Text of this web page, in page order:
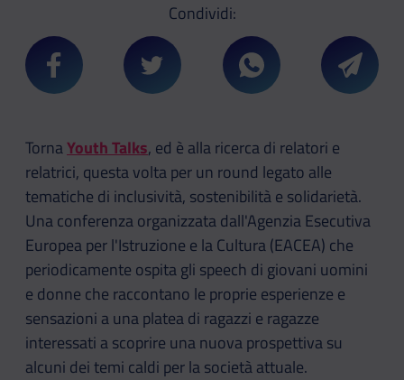
Condividi:
Condividi su FacebookCondividi su TwitterCondividi su
TornaYouth Talks, ed è alla ricerca di relatori e
relatrici, questa volta per un round legato alle
tematiche di inclusività, sostenibilità e solidarietà.
Una conferenza organizzata dall'Agenzia Esecutiva
Europea per l'Istruzione e la Cultura (EACEA) che
periodicamente ospita gli speech di giovani uomini
e donne che raccontano le proprie esperienze e
sensazioni a una platea di ragazzi e ragazze
interessati a scoprire una nuova prospettiva su
alcuni dei temi caldi per la società attuale.